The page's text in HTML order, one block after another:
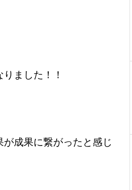
ました！！
成果に繋がったと感じ